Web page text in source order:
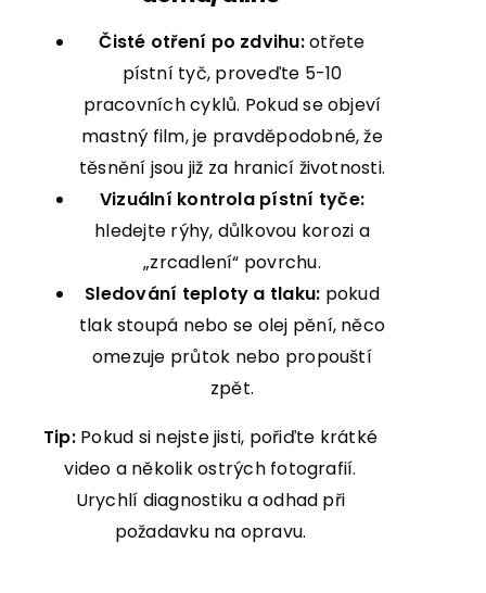
Čisté otření po zdvihu:otřete
pístní tyč, proveďte 5-10
pracovních cyklů. Pokud se objeví
mastný film, je pravděpodobné, že
těsnění jsou již za hranicí životnosti.
Vizuální kontrola pístní tyče:
hledejte rýhy, důlkovou korozi a
„zrcadlení“ povrchu.
Sledování teploty a tlaku: pokud
tlak stoupá nebo se olej pění, něco
omezuje průtok nebo propouští
zpět.
Tip:Pokud si nejste jisti, pořiďte krátké
video a několik ostrých fotografií.
Urychlí diagnostiku a odhad při
požadavku na opravu.